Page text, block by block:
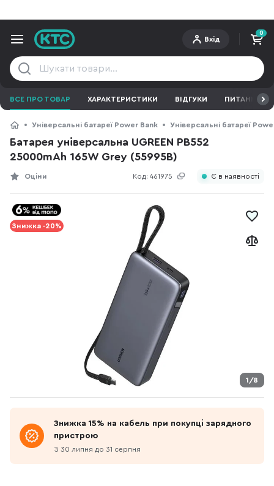
Вхід
0
ВСЕ ПРО ТОВАР ХАРАКТЕРИСТИКИ ВІДГУКИ ПИТАННЯ ТА
Універсальні батареї Power Bank Універсальні батареї
Батарея універсальна UGREEN PB552
25000mAh 165W Grey (55995B)
Код: 461975
Оціни Є в наявності
1/8
Знижка -20%
Знижка 15% на кабель при покупці зарядного
пристрою
З 30 липня до 31 серпня